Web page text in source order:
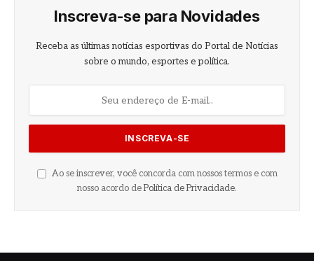
Inscreva-se para Novidades
Receba as últimas notícias esportivas do Portal de Notícias
sobre o mundo, esportes e política.
Ao se inscrever, você concorda com nossos termos e com
nosso acordo de Política de Privacidade.